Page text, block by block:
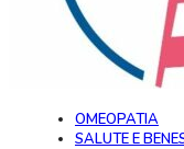
OMEOPATIA
SALUTE E